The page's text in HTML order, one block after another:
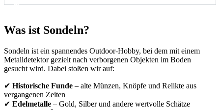
Was ist Sondeln?
Sondeln ist ein spannendes Outdoor-Hobby, bei dem mit einem
Metalldetektor gezielt nach verborgenen Objekten im Boden
gesucht wird. Dabei stoßen wir auf:
✔ Historische Funde – alte Münzen, Knöpfe und Relikte aus
vergangenen Zeiten
✔ Edelmetalle – Gold, Silber und andere wertvolle Schätze